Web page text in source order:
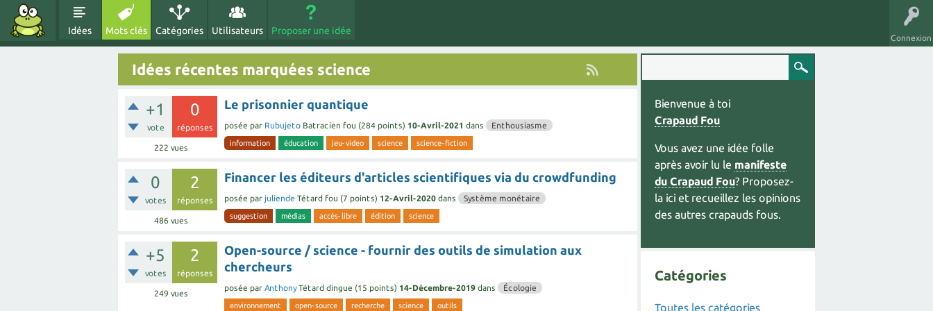
Connexion
Idées Mots clés Catégories Utilisateurs Proposer une idée
Idées récentes marquées science
+1
vote
0
réponses
222 vues
Le prisonnier quantique
posée par Rubujeto Batracien fou (284 points) 10-Avril-2021 dans Enthousiasme
information éducation jeu-video science science-fiction
0
votes
2
réponses
486 vues
Financer les éditeurs d'articles scientifiques via du crowdfunding
posée par juliende Tétard fou (7 points) 12-Avril-2020 dans Système monétaire
suggestion médias accès-libre édition science
+5
votes
2
réponses
249 vues
Open-source / science - fournir des outils de simulation aux
chercheurs
posée par Anthony Tétard dingue (15 points) 14-Décembre-2019 dans Écologie
environnement open-source recherche science outils
Bienvenue à toi
Crapaud Fou
Vous avez une idée folle
après avoir lu le manifeste
du Crapaud Fou? Proposez-
la ici et recueillez les opinions
des autres crapauds fous.
Catégories
Toutes les catégories